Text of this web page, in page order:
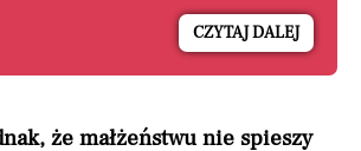
CZYTAJ DALEJ
że małżeństwu nie spieszy